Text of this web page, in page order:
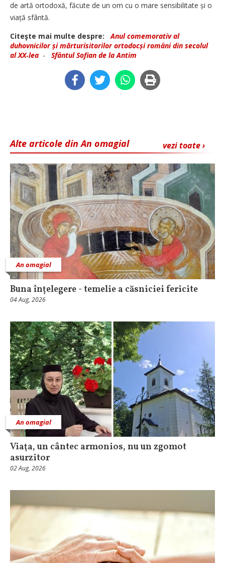
de artă ortodoxă, făcute de un om cu o mare sensibilitate și o
viață sfântă.
Citeşte mai multe despre:
Anul comemorativ al
duhovnicilor și mărturisitorilor ortodocși români din secolul
al XX‑lea - Sfântul Sofian de la Antim
vezi toate ›
Alte articole din An omagial
An omagial
Buna înțelegere - temelie a căsniciei fericite
04 Aug, 2026
An omagial
Viaţa, un cântec armonios, nu un zgomot
asurzitor
02 Aug, 2026